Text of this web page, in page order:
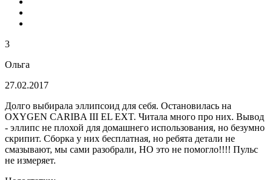
3
Ольга
27.02.2017
Долго выбирала эллипсоид для себя. Остановилась на
OXYGEN CARIBA III EL EXT. Читала много про них. Вывод
- эллипс не плохой для домашнего использования, но безумно
скрипит. Сборка у них бесплатная, но ребята детали не
смазывают, мы сами разобрали, НО это не помогло!!!! Пульс
не измеряет.